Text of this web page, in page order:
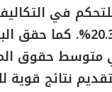
في
نسبة التكلفة مقابل
نتائج